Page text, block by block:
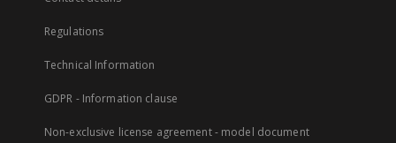
Regulations
Technical Information
GDPR - Information clause
Non-exclusive license agreement - model document